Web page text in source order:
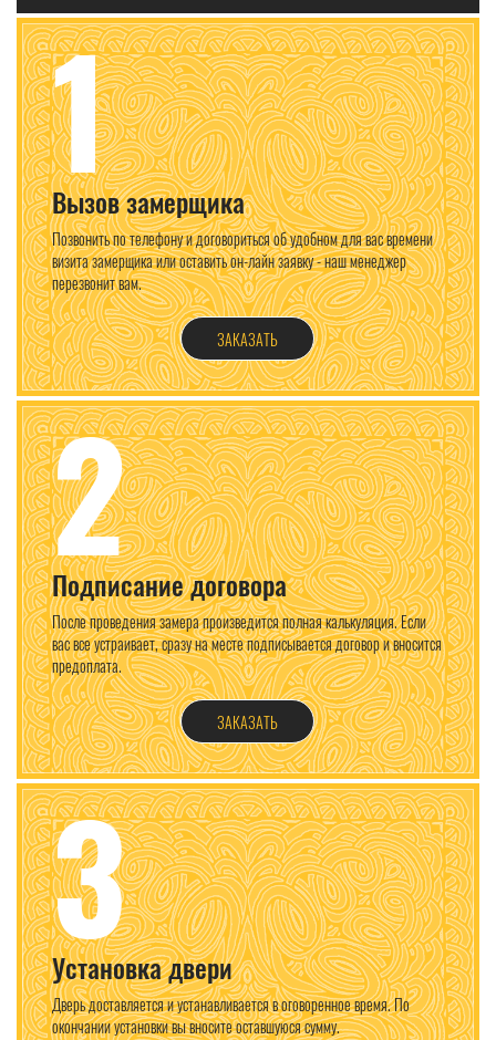
1
Вызов замерщика
Позвонить по телефону и договориться об удобном для вас времени
визита замерщика или оставить он-лайн заявку - наш менеджер
перезвонит вам.
ЗАКАЗАТЬ
2
Подписание договора
После проведения замера произведится полная калькуляция. Если
вас все устраивает, сразу на месте подписывается договор и вносится
предоплата.
ЗАКАЗАТЬ
3
Установка двери
Дверь доставляется и устанавливается в оговоренное время. По
окончании установки вы вносите оставшуюся сумму.